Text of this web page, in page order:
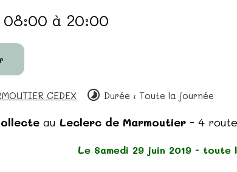
08:00 à 20:00
CEDEX Durée : Toute la journée
au Leclerc de Marmoutier - 4 route
Le Samedi 29 juin 2019 - toute